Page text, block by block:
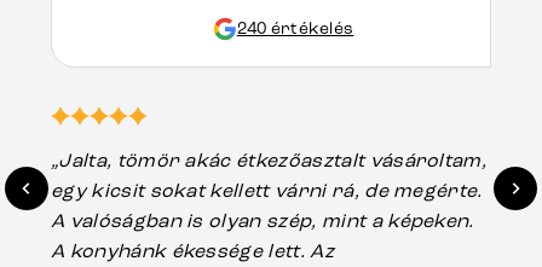
240 értékelés
„Jalta, tömör akác étkezőasztalt vásároltam,
egy kicsit sokat kellett várni rá, de megérte.
A valóságban is olyan szép, mint a képeken.
A konyhánk ékessége lett. Az